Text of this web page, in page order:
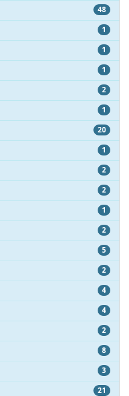
48
1
1
1
2
1
20
1
2
2
1
2
5
2
4
4
2
8
3
21